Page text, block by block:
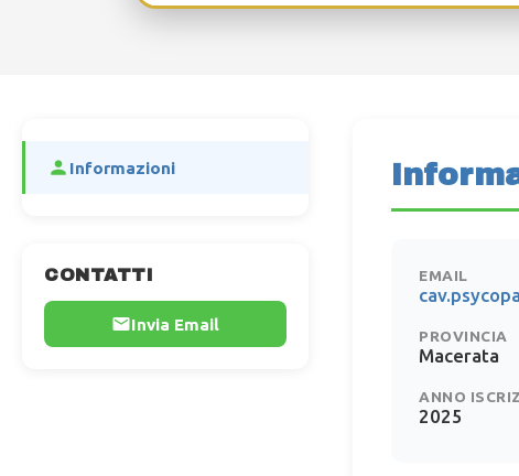
Informazioni
CONTATTI
Invia Email
EMAIL
PROVINCIA
Macerata
ANNO
2025